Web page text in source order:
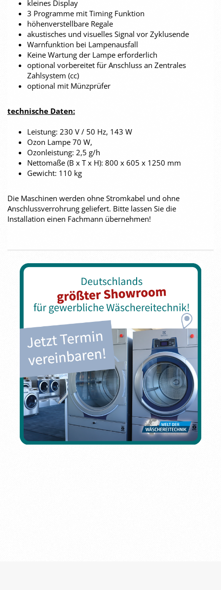
kleines Display
3 Programme mit Timing Funktion
höhenverstellbare Regale
akustisches und visuelles Signal vor Zyklusende
Warnfunktion bei Lampenausfall
Keine Wartung der Lampe erforderlich
optional vorbereitet für Anschluss an Zentrales
Zahlsystem (cc)
optional mit Münzprüfer
technische Daten:
Leistung: 230 V / 50 Hz, 143 W
Ozon Lampe 70 W,
Ozonleistung: 2,5 g/h
Nettomaße (B x T x H): 800 x 605 x 1250 mm
Gewicht: 110 kg
Die Maschinen werden ohne Stromkabel und ohne
Anschlussverrohrung geliefert. Bitte lassen Sie die
Installation einen Fachmann übernehmen!